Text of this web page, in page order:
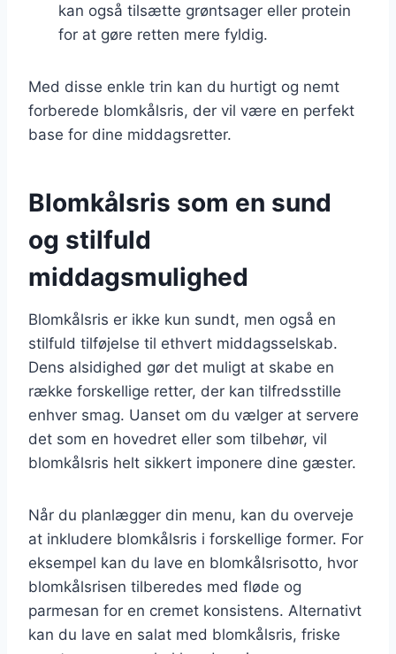
kan også tilsætte grøntsager eller protein
for at gøre retten mere fyldig.
Med disse enkle trin kan du hurtigt og nemt
forberede blomkålsris, der vil være en perfekt
base for dine middagsretter.
Blomkålsris som en sund
og stilfuld
middagsmulighed
Blomkålsris er ikke kun sundt, men også en
stilfuld tilføjelse til ethvert middagsselskab.
Dens alsidighed gør det muligt at skabe en
række forskellige retter, der kan tilfredsstille
enhver smag. Uanset om du vælger at servere
det som en hovedret eller som tilbehør, vil
blomkålsris helt sikkert imponere dine gæster.
Når du planlægger din menu, kan du overveje
at inkludere blomkålsris i forskellige former. For
eksempel kan du lave en blomkålsrisotto, hvor
blomkålsrisen tilberedes med fløde og
parmesan for en cremet konsistens. Alternativt
kan du lave en salat med blomkålsris, friske